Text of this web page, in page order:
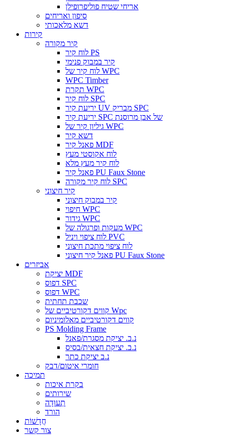
אריחי שטיח פוליפרופילן
סיפון ואריחים
דשא מלאכותי
קירות
קיר מקורה
לוח קיר PS
קיר במבוק פנימי
לוח קיר של WPC
WPC Timber
תקרת WPC
לוח קיר SPC
יריעת קיר UV מבריק SPC
יריעת קיר SPC של אבן מרוסנת
גיליון קיר של WPC
דשא קיר
פאנל קיר MDF
לוח אקוסטי מעץ
לוח קיר מעץ מלא
פאנל קיר PU Faux Stone
לוח קיר מקורה SPC
קיר חיצוני
קיר במבוק חיצוני
חיפוי WPC
גידור WPC
מעקות ופרגולה של WPC
לוח ציפוי ויניל PVC
לוח ציפוי מתכת חיצוני
פאנל קיר חיצוני PU Faux Stone
אביזרים
יציקת MDF
דפוס SPC
דפוס WPC
שכבת תחתית
קווים דקורטיביים של Wpc
קווים דקורטיביים מאלומיניום
PS Molding Frame
נ.ב. יציקת מסגרת/פאנל
נ.ב. יציקת חצאית/בסיס
נ.ב יציקת כתר
חומרי איטום/דבק
תמיכה
בקרת איכות
שירותים
תְעוּדָה
הורד
חֲדָשׁוֹת
צור קשר